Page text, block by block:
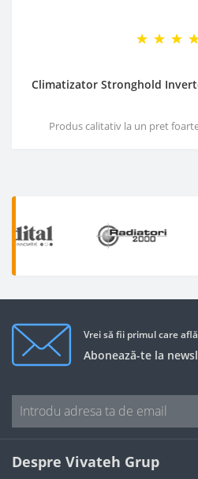
Climatizator Stronghold
Produs calitativ la un pret
Vrei să fii primul care
Abonează-te la
Despre Vivateh Grup